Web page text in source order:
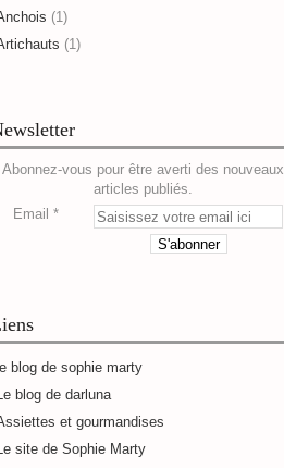
(1)
(1)
Abonnez-vous pour être averti des nouveaux
articles publiés.
Email
le blog de sophie marty
blog de darluna
et gourmandises
site de Sophie Marty